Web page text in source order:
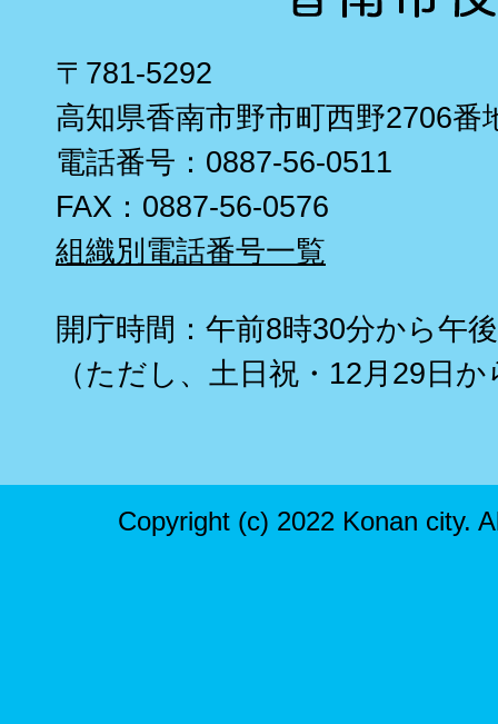
〒781-5292
高知県香南市野市町西野2706番
電話番号：0887-56-0511
FAX：0887-56-0576
組織別電話番号一覧
開庁時間：午前8時30分から午
（ただし、土日祝・12月29日
Copyright (c) 2022 Konan city.